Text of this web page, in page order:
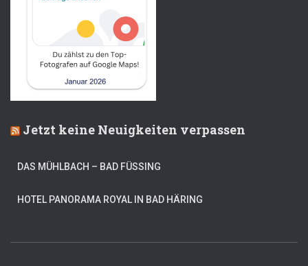
Jetzt keine Neuigkeiten verpassen
DAS MÜHLBACH – BAD FÜSSING
HOTEL PANORAMA ROYAL IN BAD HÄRING